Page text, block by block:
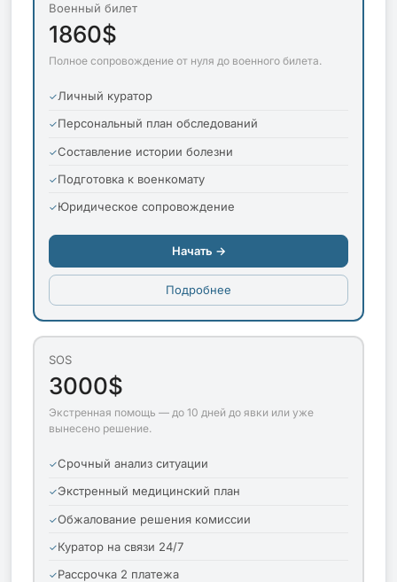
Военный билет
1860$
Полное сопровождение от нуля до военного билета.
Личный куратор
Персональный план обследований
Составление истории болезни
Подготовка к военкомату
Юридическое сопровождение
Начать →
Подробнее
SOS
3000$
Экстренная помощь — до 10 дней до явки или уже
вынесено решение.
Срочный анализ ситуации
Экстренный медицинский план
Обжалование решения комиссии
Куратор на связи 24/7
Рассрочка 2 платежа